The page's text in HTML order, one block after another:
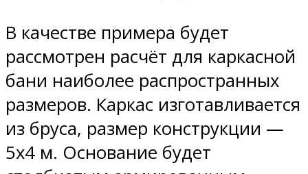
В качестве примера будет
рассмотрен расчёт для каркасной
бани наиболее распространных
размеров. Каркас изготавливается
из бруса, размер конструкции —
5х4 м. Основание будет